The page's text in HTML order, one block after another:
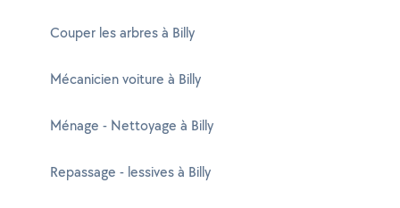
Couper les arbres à Billy
Mécanicien voiture à Billy
Ménage - Nettoyage à Billy
Repassage - lessives à Billy